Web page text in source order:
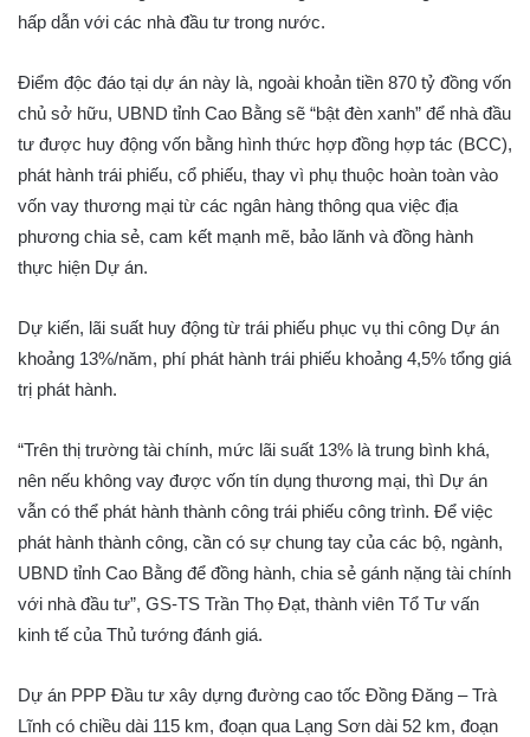
hấp dẫn với các nhà đầu tư trong nước.
Điểm độc đáo tại dự án này là, ngoài khoản tiền 870 tỷ đồng vốn
chủ sở hữu, UBND tỉnh Cao Bằng sẽ “bật đèn xanh” để nhà đầu
tư được huy động vốn bằng hình thức hợp đồng hợp tác (BCC),
phát hành trái phiếu, cổ phiếu, thay vì phụ thuộc hoàn toàn vào
vốn vay thương mại từ các ngân hàng thông qua việc địa
phương chia sẻ, cam kết mạnh mẽ, bảo lãnh và đồng hành
thực hiện Dự án.
Dự kiến, lãi suất huy động từ trái phiếu phục vụ thi công Dự án
khoảng 13%/năm, phí phát hành trái phiếu khoảng 4,5% tổng giá
trị phát hành.
“Trên thị trường tài chính, mức lãi suất 13% là trung bình khá,
nên nếu không vay được vốn tín dụng thương mại, thì Dự án
vẫn có thể phát hành thành công trái phiếu công trình. Để việc
phát hành thành công, cần có sự chung tay của các bộ, ngành,
UBND tỉnh Cao Bằng để đồng hành, chia sẻ gánh nặng tài chính
với nhà đầu tư”, GS-TS Trần Thọ Đạt, thành viên Tổ Tư vấn
kinh tế của Thủ tướng đánh giá.
Dự án PPP Đầu tư xây dựng đường cao tốc Đồng Đăng – Trà
Lĩnh có chiều dài 115 km, đoạn qua Lạng Sơn dài 52 km, đoạn